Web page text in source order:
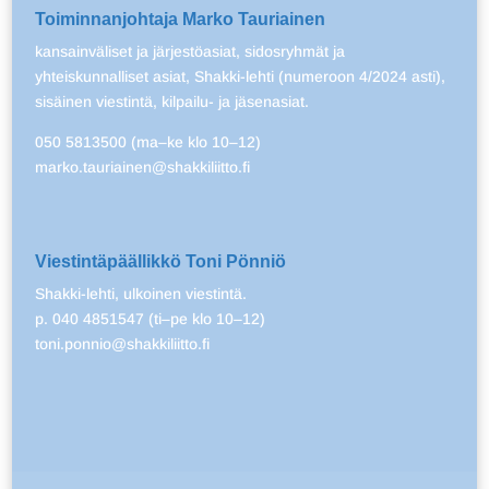
Toiminnanjohtaja Marko Tauriainen
kansainväliset ja järjestöasiat, sidosryhmät ja
yhteiskunnalliset asiat, Shakki-lehti (numeroon 4/2024 asti),
sisäinen viestintä, kilpailu- ja jäsenasiat.
050 5813500 (ma–ke klo 10–12)
marko.tauriainen@shakkiliitto.fi
Viestintäpäällikkö Toni Pönniö
Shakki-lehti, ulkoinen viestintä.
p. 040 4851547 (ti–pe klo 10–12)
toni.ponnio@shakkiliitto.fi